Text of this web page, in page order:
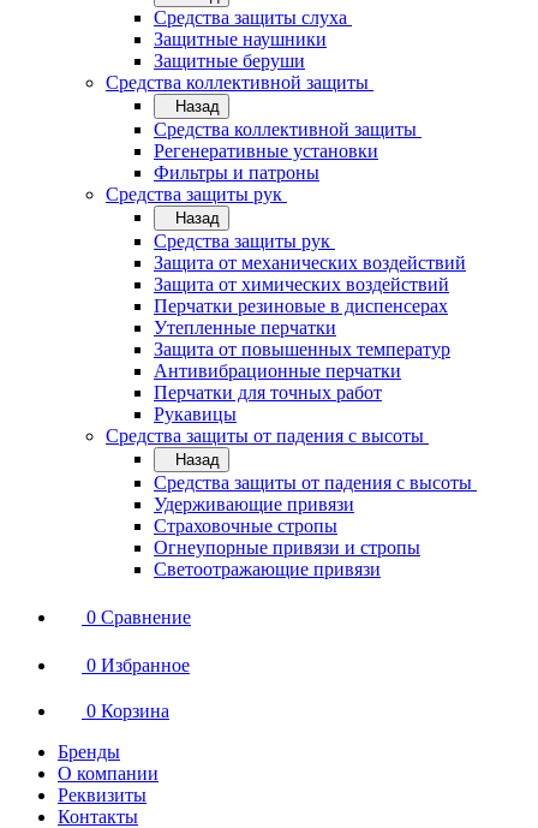
Средства защиты слуха
Защитные наушники
Защитные беруши
Средства коллективной защиты
Назад
Средства коллективной защиты
Регенеративные установки
Фильтры и патроны
Средства защиты рук
Назад
Средства защиты рук
Защита от механических воздействий
Защита от химических воздействий
Перчатки резиновые в диспенсерах
Утепленные перчатки
Защита от повышенных температур
Антивибрационные перчатки
Перчатки для точных работ
Рукавицы
Средства защиты от падения с высоты
Назад
Средства защиты от падения с высоты
Удерживающие привязи
Страховочные стропы
Огнеупорные привязи и стропы
Светоотражающие привязи
0 Сравнение
0 Избранное
0 Корзина
Бренды
О компании
Реквизиты
Контакты